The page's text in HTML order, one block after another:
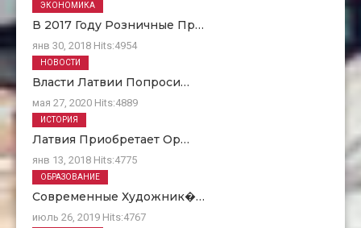
В 2017 Году Розничные Пр…
янв 30, 2018 Hits:4954
ЭКОНОМИКА
Власти Латвии Попроси…
мая 27, 2020 Hits:4889
НОВОСТИ
Латвия Приобретает Ор…
янв 13, 2018 Hits:4775
ИСТОРИЯ
Современные Художник�…
июль 26, 2019 Hits:4767
ОБРАЗОВАНИЕ